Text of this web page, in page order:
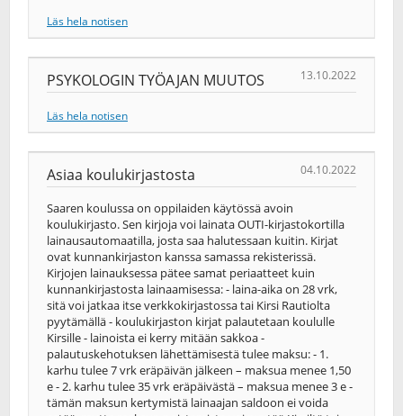
Läs hela notisen
PSYKOLOGIN TYÖAJAN MUUTOS 13.10.2022
Läs hela notisen
Asiaa koulukirjastosta 04.10.2022
Saaren koulussa on oppilaiden käytössä avoin
koulukirjasto. Sen kirjoja voi lainata OUTI-kirjastokortilla
lainausautomaatilla, josta saa halutessaan kuitin. Kirjat
ovat kunnankirjaston kanssa samassa rekisterissä.
Kirjojen lainauksessa pätee samat periaatteet kuin
kunnankirjastosta lainaamisessa: - laina-aika on 28 vrk,
sitä voi jatkaa itse verkkokirjastossa tai Kirsi Rautiolta
pyytämällä - koulukirjaston kirjat palautetaan koululle
Kirsille - lainoista ei kerry mitään sakkoa -
palautuskehotuksen lähettämisestä tulee maksu: - 1.
karhu tulee 7 vrk eräpäivän jälkeen – maksua menee 1,50
e - 2. karhu tulee 35 vrk eräpäivästä – maksua menee 3 e -
tämän maksun kertymistä lainaajan saldoon ei voida